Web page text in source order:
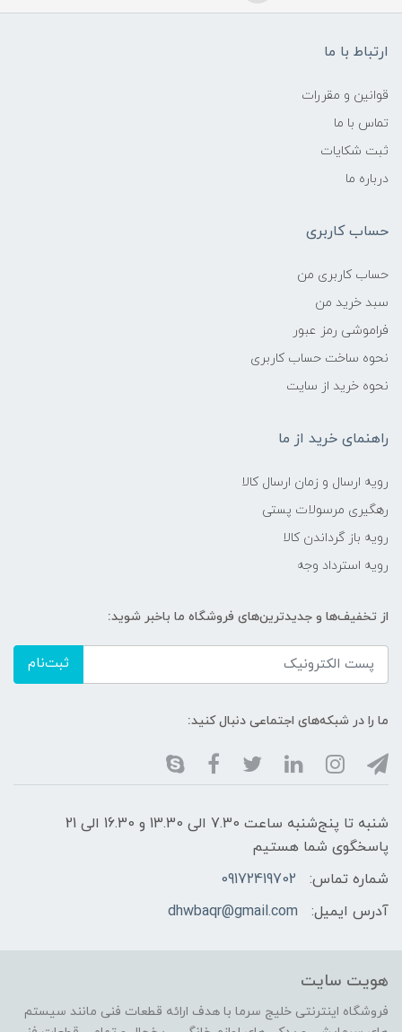
ارتباط با ما
قوانین و مقررات
تماس با ما
ثبت شکایات
درباره ما
حساب کاربری
حساب کاربری من
سبد خرید من
فراموشی رمز عبور
نحوه ساخت حساب کاربری
نحوه خرید از سایت
راهنمای خرید از ما
رویه ارسال و زمان ارسال کالا
رهگیری مرسولات پستی
رویه باز گرداندن کالا
رویه استرداد وجه
از تخفیف‌ها و جدیدترین‌های فروشگاه ما باخبر شوید:
ثبت‌نام
ما را در شبکه‌های اجتماعی دنبال کنید:
شنبه تا پنج‌شنبه ساعت 7.30 الی 13.30 و 16.30 الی 21
پاسخگوی شما هستیم
شماره تماس:
09172419702
آدرس ایمیل:
dhwbaqr@gmail.com
هویت سایت
فروشگاه اینترنتی خلیج سرما با هدف ارائه قطعات فنی مانند سیستم